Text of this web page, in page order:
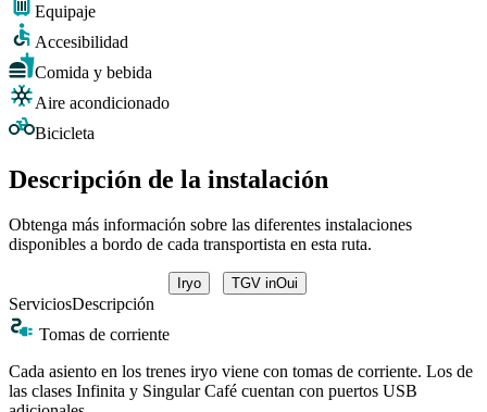
Equipaje
Accesibilidad
Comida y bebida
Aire acondicionado
Bicicleta
Descripción de la instalación
Obtenga más información sobre las diferentes instalaciones
disponibles a bordo de cada transportista en esta ruta.
Iryo TGV inOui
ServiciosDescripción
Tomas de corriente
Cada asiento en los trenes iryo viene con tomas de corriente. Los de
las clases Infinita y Singular Café cuentan con puertos USB